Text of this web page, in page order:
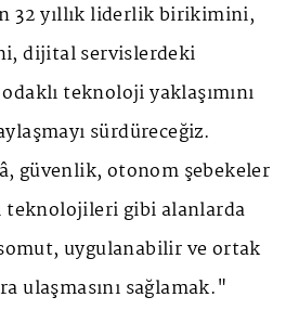
32 yıllık liderlik birikimini,
dijital servislerdeki
teknoloji yaklaşımını
sürdüreceğiz.
güvenlik, otonom şebekeler
teknolojileri gibi alanlarda
uygulanabilir ve ortak
ulaşmasını sağlamak."